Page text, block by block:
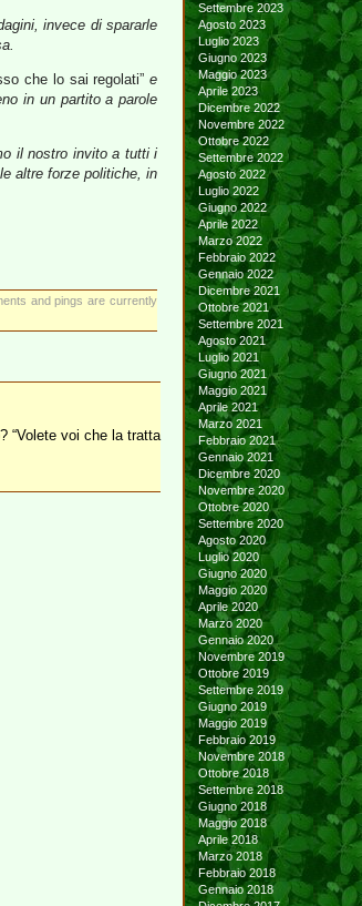
invece di spararle
che lo sai regolati” e
in un partito a parole
il nostro invito a tutti i
altre forze politiche, in
and pings are currently
“Volete voi che la tratta
Settembre 2023
Agosto 2023
Luglio 2023
Giugno 2023
Maggio 2023
Aprile 2023
Dicembre 2022
Novembre 2022
Ottobre 2022
Settembre 2022
Agosto 2022
Luglio 2022
Giugno 2022
Aprile 2022
Marzo 2022
Febbraio 2022
Gennaio 2022
Dicembre 2021
Ottobre 2021
Settembre 2021
Agosto 2021
Luglio 2021
Giugno 2021
Maggio 2021
Aprile 2021
Marzo 2021
Febbraio 2021
Gennaio 2021
Dicembre 2020
Novembre 2020
Ottobre 2020
Settembre 2020
Agosto 2020
Luglio 2020
Giugno 2020
Maggio 2020
Aprile 2020
Marzo 2020
Gennaio 2020
Novembre 2019
Ottobre 2019
Settembre 2019
Giugno 2019
Maggio 2019
Febbraio 2019
Novembre 2018
Ottobre 2018
Settembre 2018
Giugno 2018
Maggio 2018
Aprile 2018
Marzo 2018
Febbraio 2018
Gennaio 2018